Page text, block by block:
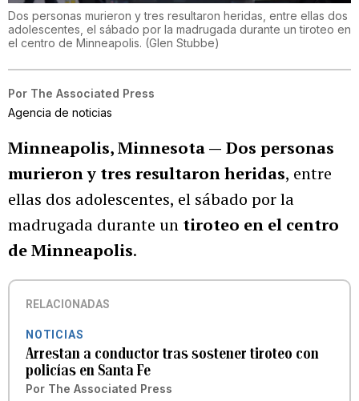
Dos personas murieron y tres resultaron heridas, entre ellas dos
adolescentes, el sábado por la madrugada durante un tiroteo en
el centro de Minneapolis. (Glen Stubbe)
Por The Associated Press
Agencia de noticias
Minneapolis, Minnesota — Dos personas
murieron y tres resultaron heridas, entre
ellas dos adolescentes, el sábado por la
madrugada durante un tiroteo en el centro
de Minneapolis.
RELACIONADAS
NOTICIAS
Arrestan a conductor tras sostener tiroteo con
policías en Santa Fe
Por The Associated Press